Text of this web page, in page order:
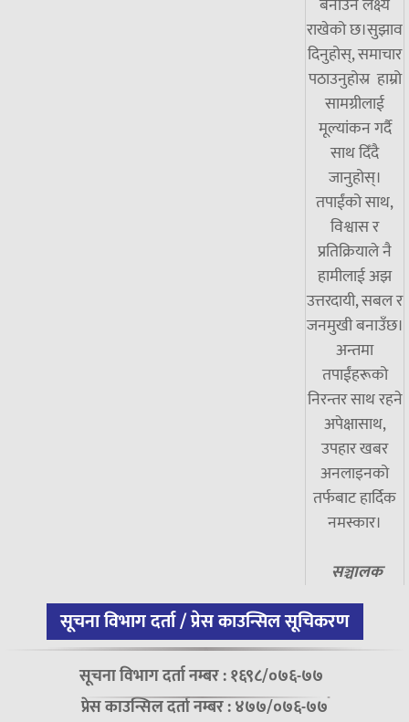
राखेको छ।सुझाव
दिनुहोस्, समाचार
पठाउनुहोस्र हाम्रो
सामग्रीलाई
मूल्यांकन गर्दै
साथ दिँदै
जानुहोस्।
तपाईंको साथ,
विश्वास र
प्रतिक्रियाले नै
हामीलाई अझ
उत्तरदायी, सबल र
जनमुखी बनाउँछ।
अन्तमा
तपाईंहरूको
निरन्तर साथ रहने
अपेक्षासाथ,
उपहार खबर
अनलाइनको
तर्फबाट हार्दिक
नमस्कार।
सञ्चालक
सूचना विभाग दर्ता / प्रेस काउन्सिल सूचिकरण
सूचना विभाग दर्ता नम्बर : १६९८/०७६-७७
प्रेस काउन्सिल दर्ता नम्बर : ४७७/०७६-७७